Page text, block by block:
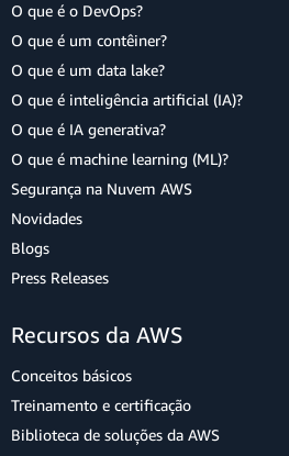
O que é o DevOps?
O que é um contêiner?
O que é um data lake?
O que é inteligência artificial (IA)?
O que é IA generativa?
O que é machine learning (ML)?
Segurança na Nuvem AWS
Novidades
Blogs
Press Releases
Recursos da AWS
Conceitos básicos
Treinamento e certificação
Biblioteca de soluções da AWS